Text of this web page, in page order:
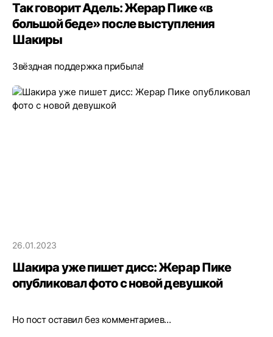
Так говорит Адель: Жерар Пике «в
большой беде» после выступления
Шакиры
Звёздная поддержка прибыла!
26.01.2023
Шакира уже пишет дисс: Жерар Пике
опубликовал фото с новой девушкой
Но пост оставил без комментариев...